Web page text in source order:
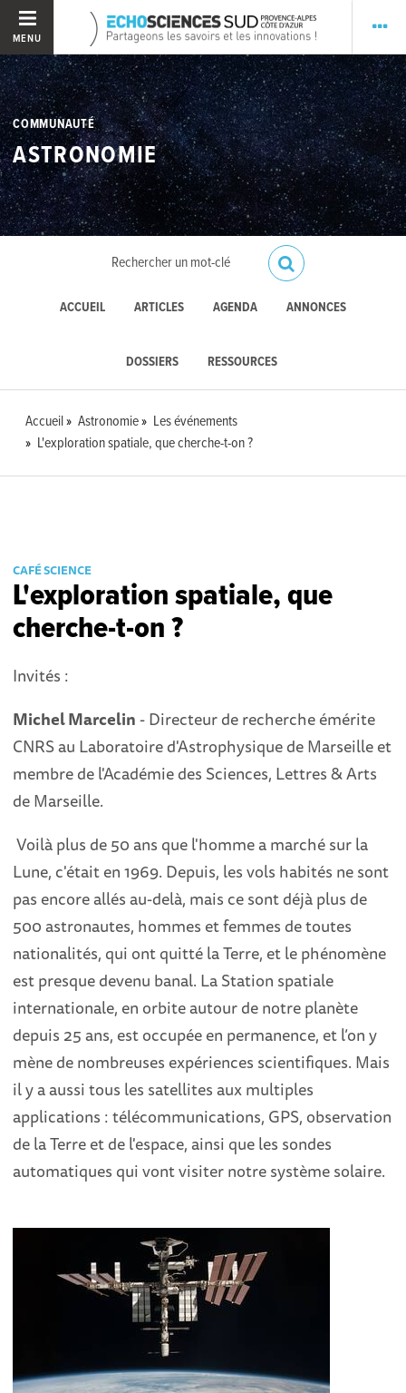
MENU
COMMUNAUTÉ
ASTRONOMIE
ACCUEIL ARTICLES AGENDA ANNONCES
DOSSIERS RESSOURCES
Accueil Astronomie
Les événements
L'exploration spatiale, que cherche-t-on ?
CAFÉ SCIENCE
L'exploration spatiale, que
cherche-t-on ?
Invités :
Michel Marcelin- Directeur de recherche émérite
CNRS au Laboratoire d'Astrophysique de Marseille et
membre de l'Académie des Sciences, Lettres & Arts
de Marseille.
Voilà plus de 50 ans que l'homme a marché sur la
Lune, c'était en 1969. Depuis, les vols habités ne sont
pas encore allés au-delà, mais ce sont déjà plus de
500 astronautes, hommes et femmes de toutes
nationalités, qui ont quitté la Terre, et le phénomène
est presque devenu banal. La Station spatiale
internationale, en orbite autour de notre planète
depuis 25 ans, est occupée en permanence, et l’on y
mène de nombreuses expériences scientifiques. Mais
il y a aussi tous les satellites aux multiples
applications : télécommunications, GPS, observation
de la Terre et de l'espace, ainsi que les sondes
automatiques qui vont visiter notre système solaire.